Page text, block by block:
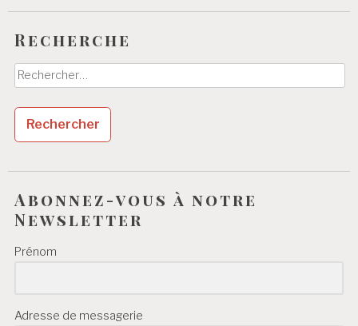
Recherche
Rechercher :
Abonnez-vous à notre
Newsletter
Prénom
Adresse de messagerie